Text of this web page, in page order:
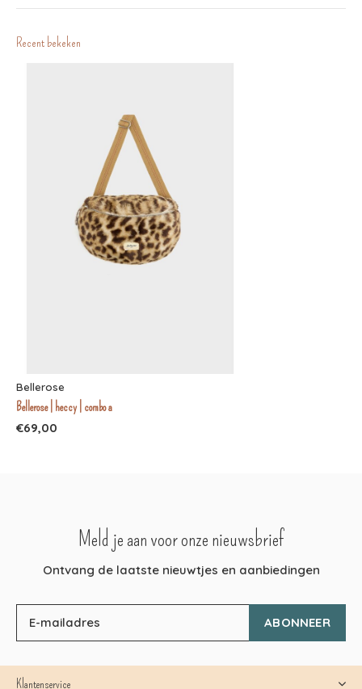
Recent bekeken
Bellerose
Bellerose | heccy | combo a
€69,00
Meld je aan voor onze nieuwsbrief
Ontvang de laatste nieuwtjes en aanbiedingen
ABONNEER
Klantenservice